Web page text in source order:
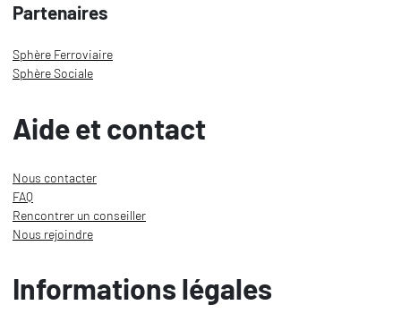
Partenaires
Sphère Ferroviaire
Sphère Sociale
Aide et contact
Nous contacter
FAQ
Rencontrer un conseiller
Nous rejoindre
Informations légales